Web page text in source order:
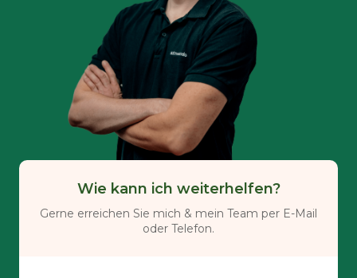
Wie kann ich weiterhelfen?
Gerne erreichen Sie mich & mein Team per E-Mail
oder Telefon.